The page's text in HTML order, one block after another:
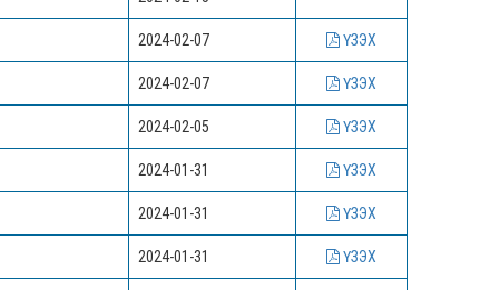
2024-02-07 ҮЗЭХ
2024-02-07 ҮЗЭХ
2024-02-05 ҮЗЭХ
2024-01-31 ҮЗЭХ
2024-01-31 ҮЗЭХ
2024-01-31 ҮЗЭХ